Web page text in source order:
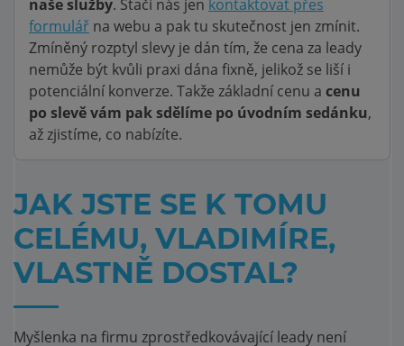
naše služby. Stačí nás jen kontaktovat přes
formulář na webu a pak tu skutečnost jen zmínit.
Zmíněný rozptyl slevy je dán tím, že cena za leady
nemůže být kvůli praxi dána fixně, jelikož se liší i
potenciální konverze. Takže základní cenu a cenu
po slevě vám pak sdělíme po úvodním sedánku,
až zjistíme, co nabízíte.
JAK JSTE SE K TOMU
CELÉMU, VLADIMÍRE,
VLASTNĚ DOSTAL?
Myšlenka na firmu zprostředkovávající leady není